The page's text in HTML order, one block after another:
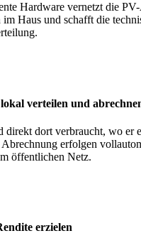
Hardware vernetzt die
im Haus und schafft die
verteilen und
direkt dort verbraucht, wo er
erfolgen
öffentlichen Netz.
erzielen